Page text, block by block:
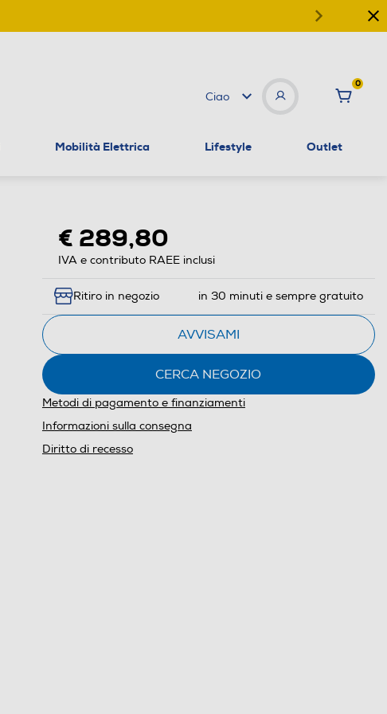
Ciao
0
Mobilità Elettrica Lifestyle Outlet
€ 289,80
IVA e contributo RAEE inclusi
Ritiro in negozio in 30 minuti e sempre gratuito
AVVISAMI
CERCA NEGOZIO
Metodi di pagamento e finanziamenti
Informazioni sulla consegna
Diritto di recesso